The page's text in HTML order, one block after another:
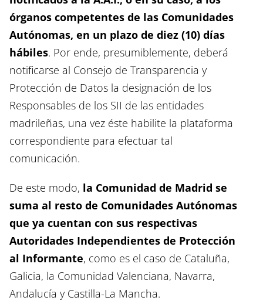
órganos competentes de las Comunidades
Autónomas, en un plazo de diez (10) días
hábiles. Por ende, presumiblemente, deberá
notificarse al Consejo de Transparencia y
Protección de Datos la designación de los
Responsables de los SII de las entidades
madrileñas, una vez éste habilite la plataforma
correspondiente para efectuar tal
comunicación.
De este modo, la Comunidad de Madrid se
suma al resto de Comunidades Autónomas
que ya cuentan con sus respectivas
Autoridades Independientes de Protección
al Informante, como es el caso de Cataluña,
Galicia, la Comunidad Valenciana, Navarra,
Andalucía y Castilla-La Mancha.